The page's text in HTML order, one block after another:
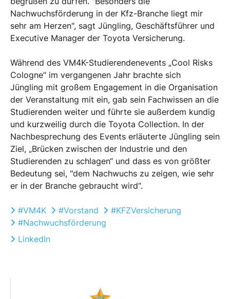
Nachwuchsförderung in der Kfz-Branche liegt mir
sehr am Herzen", sagt Jüngling, Geschäftsführer und
Executive Manager der Toyota Versicherung.
Während des VM4K-Studierendenevents „Cool Risks
Cologne“ im vergangenen Jahr brachte sich
Jüngling mit großem Engagement in die Organisation
der Veranstaltung mit ein, gab sein Fachwissen an die
Studierenden weiter und führte sie außerdem kundig
und kurzweilig durch die Toyota Collection. In der
Nachbesprechung des Events erläuterte Jüngling sein
Ziel, „Brücken zwischen der Industrie und den
Studierenden zu schlagen“ und dass es von größter
Bedeutung sei, "dem Nachwuchs zu zeigen, wie sehr
er in der Branche gebraucht wird“.
#VM4K #Vorstand
#KFZVersicherung
#Nachwuchsförderung
LinkedIn